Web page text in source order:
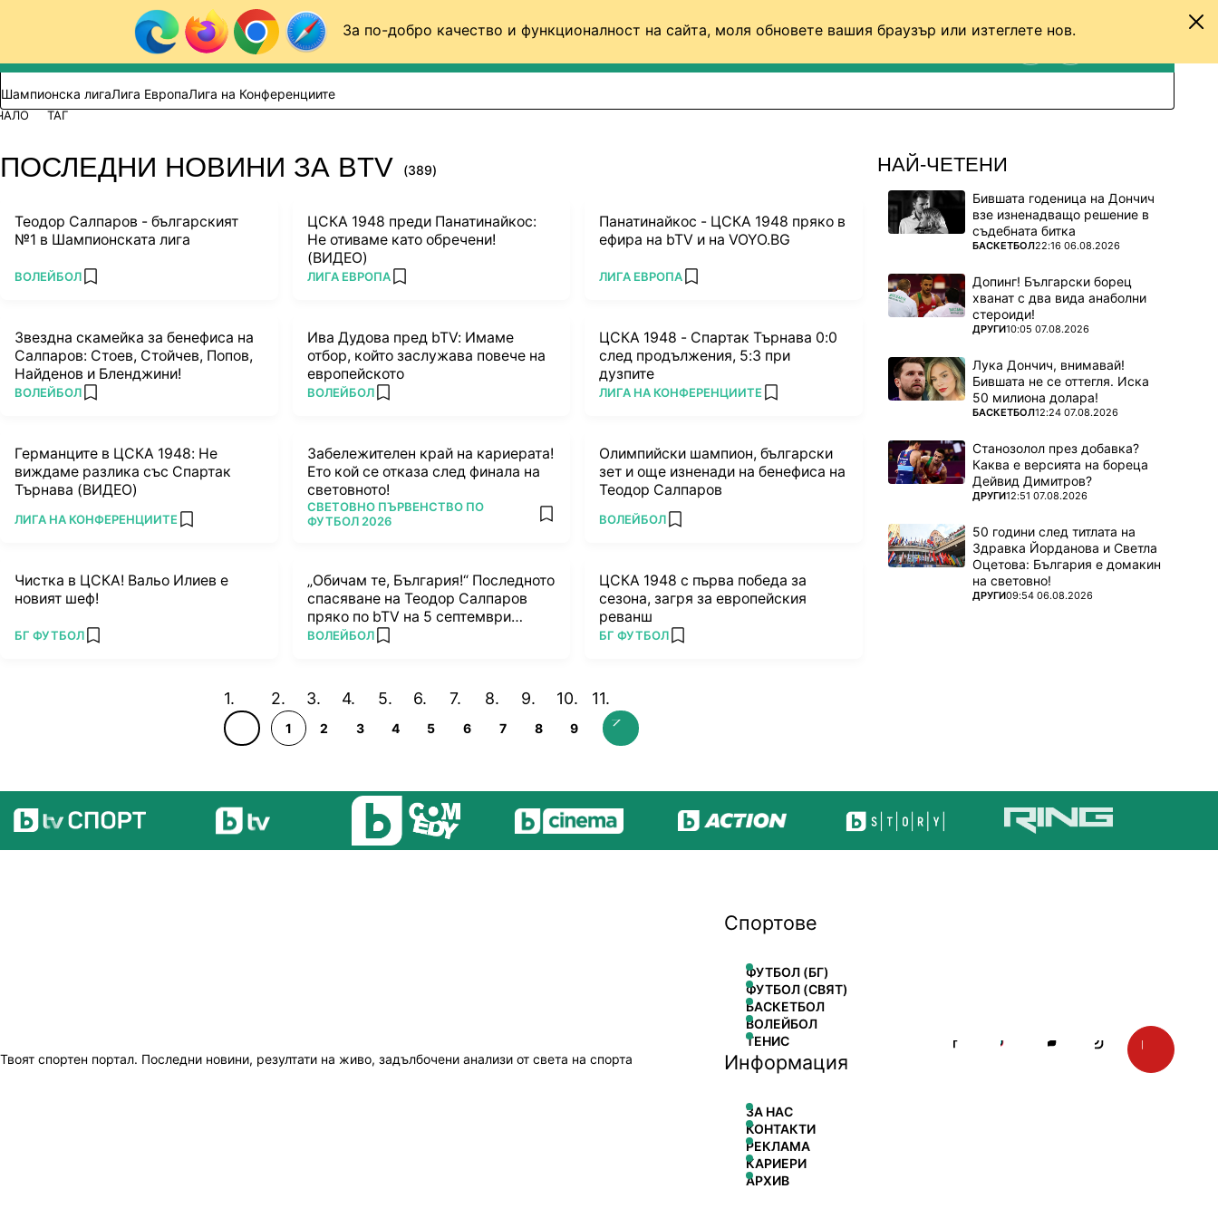
За по-добро качество и функционалност на сайта, моля обновете вашия браузър или изтеглете нов.
Към съдържанието
Търси в сайта
ВИДЕО ФУТБОЛ (БГ)
Шампионска лигаЛига ЕвропаЛига на Конференциите
ТАГ
ПОСЛЕДНИ НОВИНИ ЗА BTV (389)
Теодор Салпаров - българският
№1 в Шампионската лига
ПОВЕЧЕ ОТ
ВОЛЕЙБОЛ add favorites
ЦСКА 1948 преди Панатинайкос:
Не отиваме като обречени!
(ВИДЕО)
ПОВЕЧЕ ОТ
ЛИГА ЕВРОПА add favorites
Панатинайкос - ЦСКА 1948 пряко в
ефира на bTV и на VOYO.BG
ПОВЕЧЕ ОТ
ЛИГА ЕВРОПА add favorites
Звездна скамейка за бенефиса на
Салпаров: Стоев, Стойчев, Попов,
Найденов и Бленджини!
ПОВЕЧЕ ОТ
ВОЛЕЙБОЛ add favorites
Ива Дудова пред bTV: Имаме
отбор, който заслужава повече на
европейското
ПОВЕЧЕ ОТ
ВОЛЕЙБОЛ add favorites
ЦСКА 1948 - Спартак Търнава 0:0
след продължения, 5:3 при
дузпите
ПОВЕЧЕ ОТ
ЛИГА НА КОНФЕРЕНЦИИТЕ add favorites
Германците в ЦСКА 1948: Не
виждаме разлика със Спартак
Търнава (ВИДЕО)
ПОВЕЧЕ ОТ
ЛИГА НА КОНФЕРЕНЦИИТЕ add favorites
Забележителен край на кариерата!
Ето кой се отказа след финала на
световното!
ПОВЕЧЕ ОТ
СВЕТОВНО ПЪРВЕНСТВО ПО
ФУТБОЛ 2026
add favorites
Олимпийски шампион, български
зет и още изненади на бенефиса на
Теодор Салпаров
ПОВЕЧЕ ОТ
ВОЛЕЙБОЛ add favorites
Чистка в ЦСКА! Вальо Илиев е
новият шеф!
ПОВЕЧЕ ОТ
БГ ФУТБОЛ add favorites
„Обичам те, България!“ Последното
спасяване на Теодор Салпаров
пряко по bTV на 5 септември
(ВИДЕО)
ПОВЕЧЕ ОТ
ВОЛЕЙБОЛ add favorites
ЦСКА 1948 с първа победа за
сезона, загря за европейския
реванш
ПОВЕЧЕ ОТ
БГ ФУТБОЛ add favorites
1 2 3 4 5 6 7 8 9
НАЙ-ЧЕТЕНИ
Бившата годеница на Дончич
взе изненадващо решение в
съдебната битка
ПОВЕЧЕ ОТ
БАСКЕТБОЛ22:16 06.08.2026
Допинг! Български борец
хванат с два вида анаболни
стероиди!
ПОВЕЧЕ ОТ
ДРУГИ10:05 07.08.2026
Лука Дончич, внимавай!
Бившата не се оттегля. Иска
50 милиона долара!
ПОВЕЧЕ ОТ
БАСКЕТБОЛ12:24 07.08.2026
Станозолол през добавка?
Каква е версията на бореца
Дейвид Димитров?
ПОВЕЧЕ ОТ
ДРУГИ12:51 07.08.2026
50 години след титлата на
Здравка Йорданова и Светла
Оцетова: България е домакин
на световно!
ПОВЕЧЕ ОТ
ДРУГИ09:54 06.08.2026
Твоят спортен портал. Последни новини, резултати на живо, задълбочени анализи от света на спорта
Спортове
ФУТБОЛ (БГ)
ФУТБОЛ (СВЯТ)
БАСКЕТБОЛ
ВОЛЕЙБОЛ
ТЕНИС
Информация
ЗА НАС
КОНТАКТИ
РЕКЛАМА
КАРИЕРИ
АРХИВ